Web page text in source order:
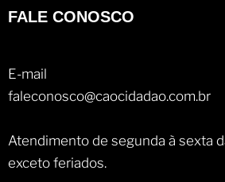
FALE CONOSCO
E-mail
faleconosco@caocidadao.com.br
Atendimento de segunda à sexta
exceto feriados.